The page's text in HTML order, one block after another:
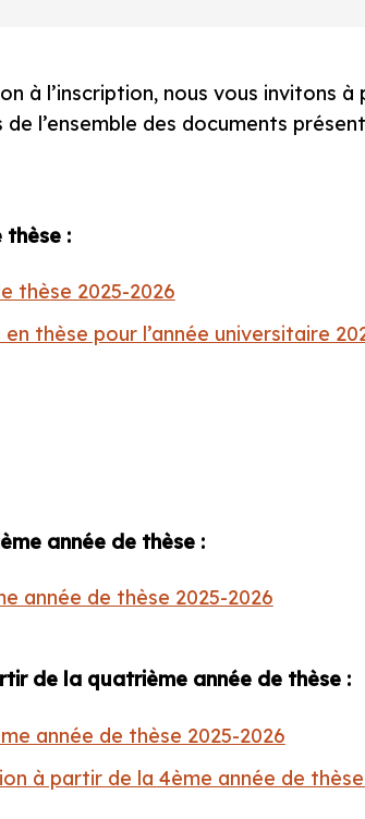
à l’inscription, nous vous invitons à
l’ensemble des documents
thèse :
thèse 2025-2026
thèse pour l’année universitaire
année de thèse :
année de thèse 2025-2026
de la quatrième année de thèse :
année de thèse 2025-2026
à partir de la 4ème année de